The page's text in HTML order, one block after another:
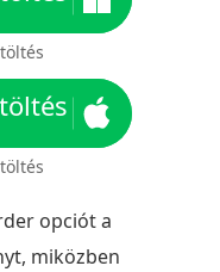
opciót a
miközben